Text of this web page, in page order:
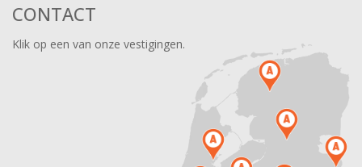
CONTACT
Klik op een van onze vestigingen.